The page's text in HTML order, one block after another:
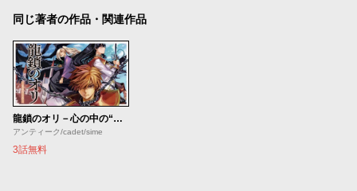
同じ著者の作品・関連作品
龍鎖のオリ－心の中の“こころ”－
アンティーク/cadet/sime
3話無料